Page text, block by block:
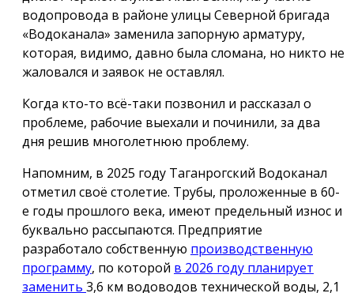
водопровода в районе улицы Северной бригада
«Водоканала» заменила запорную арматуру,
которая, видимо, давно была сломана, но никто не
жаловался и заявок не оставлял.
Когда кто-то всё-таки позвонил и рассказал о
проблеме, рабочие выехали и починили, за два
дня решив многолетнюю проблему.
Напомним, в 2025 году Таганрогский Водоканал
отметил своё столетие. Трубы, проложенные в 60-
е годы прошлого века, имеют предельный износ и
буквально рассыпаются. Предприятие
разработало собственную производственную
программу, по которой в 2026 году планирует
заменить 3,6 км водоводов технической воды, 2,1